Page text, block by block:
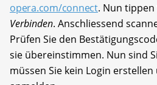
opera.com/connect. Nun tippen
Verbinden. Anschliessend
Prüfen Sie den
sie übereinstimmen. Nun sind
müssen Sie kein Login